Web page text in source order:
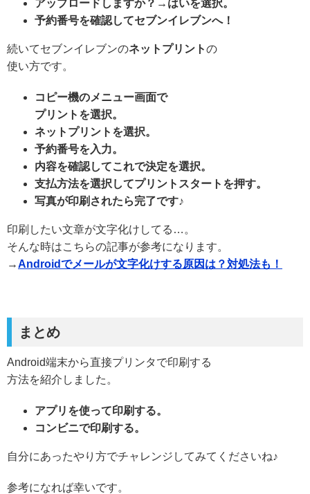
アップロードしますか？→はいを選択。
予約番号を確認してセブンイレブンへ！
続いてセブンイレブンのネットプリントの
使い方です。
コピー機のメニュー画面で
プリントを選択。
ネットプリントを選択。
予約番号を入力。
内容を確認してこれで決定を選択。
支払方法を選択してプリントスタートを押す。
写真が印刷されたら完了です♪
印刷したい文章が文字化けしてる…。
そんな時はこちらの記事が参考になります。
→Androidでメールが文字化けする原因は？対処法も！
まとめ
Android端末から直接プリンタで印刷する
方法を紹介しました。
アプリを使って印刷する。
コンビニで印刷する。
自分にあったやり方でチャレンジしてみてくださいね♪
参考になれば幸いです。